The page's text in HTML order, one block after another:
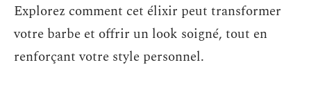
Explorez comment cet élixir peut transformer
votre barbe et offrir un look soigné, tout en
renforçant votre style personnel.